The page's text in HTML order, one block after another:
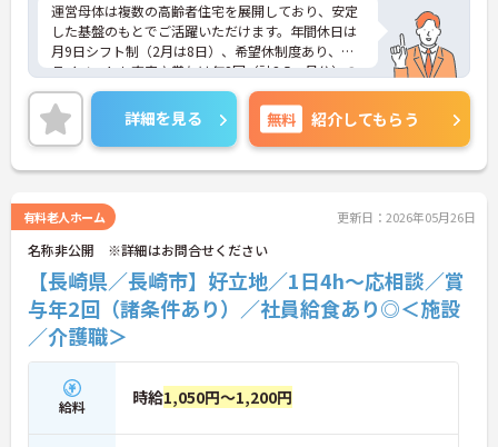
運営母体は複数の高齢者住宅を展開しており、安定
した基盤のもとでご活躍いただけます。年間休日は
月9日シフト制（2月は8日）、希望休制度あり、プ
ライベートも充実♪賞与は年2回（計2.5ヶ月分）の
実績があり、頑張りが評価される環境です。社員給
食（食事補助手当5,600円支給）や育児給付金制度
（最大10万円支給）など、福利厚生も魅力。社内研
修や資格取得支援制度（対象資格の取得費用を最大
10万円まで補助）も整っており、スキルアップを目
など、さらに詳細をお話ししますのでお気軽にご相
談ください！
詳細を見る 無料 紹介してもらう
有料老人ホーム 更新日：2026年05月26日
名称非公開 ※詳細はお問合せください
【長崎県／長崎市】好立地／1日4h～応相談／賞
与年2回（諸条件あり）／社員給食あり◎＜施設
／介護職＞
給料 時給1,050円～1,200円